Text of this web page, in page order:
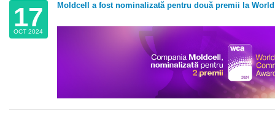
17
OCT 2024
Moldcell a fost nominalizată pentru două premii la